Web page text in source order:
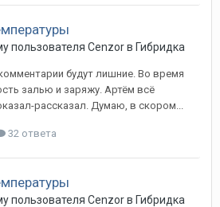
пользователя Cenzorв Гибридка
будут лишние. Во время
залью и заряжу. Артём всё
рассказал. Думаю, в скором...
32 ответа
пользователя Cenzorв Гибридка